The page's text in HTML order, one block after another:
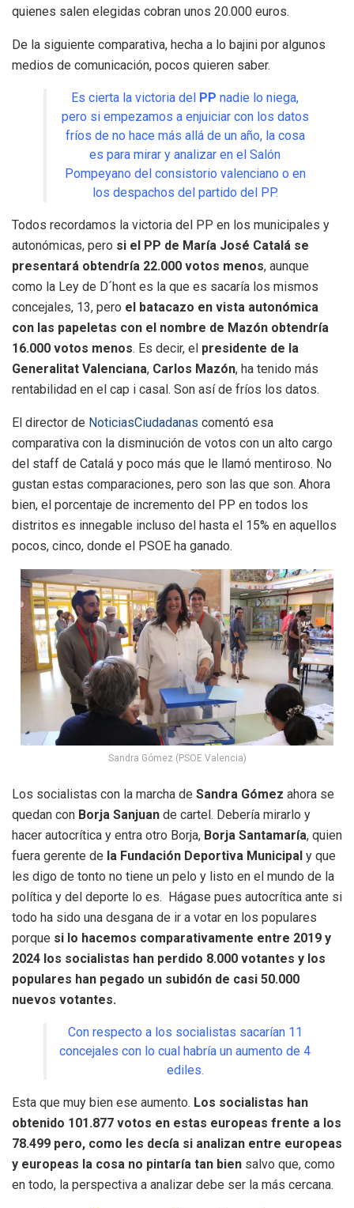
quienes salen elegidas cobran unos 20.000 euros.
De la siguiente comparativa, hecha a lo bajini por algunos
medios de comunicación, pocos quieren saber.
Es cierta la victoria del PP nadie lo niega,
pero si empezamos a enjuiciar con los datos
fríos de no hace más allá de un año, la cosa
es para mirar y analizar en el Salón
Pompeyano del consistorio valenciano o en
los despachos del partido del PP.
Todos recordamos la victoria del PP en los municipales y
autonómicas, pero si el PP de María José Catalá se
presentará obtendría 22.000 votos menos, aunque
como la Ley de D´hont es la que es sacaría los mismos
concejales, 13, pero el batacazo en vista autonómica
con las papeletas con el nombre de Mazón obtendría
16.000 votos menos. Es decir, el presidente de la
Generalitat Valenciana, Carlos Mazón, ha tenido más
rentabilidad en el cap i casal. Son así de fríos los datos.
El director de NoticiasCiudadanas comentó esa
comparativa con la disminución de votos con un alto cargo
del staff de Catalá y poco más que le llamó mentiroso. No
gustan estas comparaciones, pero son las que son. Ahora
bien, el porcentaje de incremento del PP en todos los
distritos es innegable incluso del hasta el 15% en aquellos
pocos, cinco, donde el PSOE ha ganado.
Sandra Gómez (PSOE Valencia)
Los socialistas con la marcha de Sandra Gómez ahora se
quedan con Borja Sanjuan de cartel. Debería mirarlo y
hacer autocrítica y entra otro Borja, Borja Santamaría, quien
fuera gerente de la Fundación Deportiva Municipal y que
les digo de tonto no tiene un pelo y listo en el mundo de la
política y del deporte lo es. Hágase pues autocrítica ante si
todo ha sido una desgana de ir a votar en los populares
porque si lo hacemos comparativamente entre 2019 y
2024 los socialistas han perdido 8.000 votantes y los
populares han pegado un subidón de casi 50.000
nuevos votantes.
Con respecto a los socialistas sacarían 11
concejales con lo cual habría un aumento de 4
ediles.
Esta que muy bien ese aumento. Los socialistas han
obtenido 101.877 votos en estas europeas frente a los
78.499 pero, como les decía si analizan entre europeas
y europeas la cosa no pintaría tan bien salvo que, como
en todo, la perspectiva a analizar debe ser la más cercana.